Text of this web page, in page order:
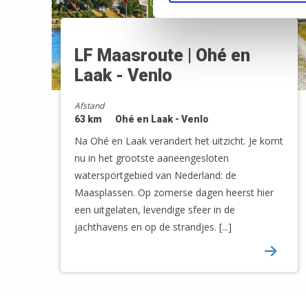
LF Maasroute | Ohé en
Laak - Venlo
Afstand
63 km Ohé en Laak - Venlo
Na Ohé en Laak verandert het uitzicht. Je komt
nu in het grootste aaneengesloten
watersportgebied van Nederland: de
Maasplassen. Op zomerse dagen heerst hier
een uitgelaten, levendige sfeer in de
jachthavens en op de strandjes. [...]